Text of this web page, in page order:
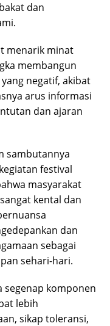
dan
menarik minat
membangun
negatif, akibat
arus informasi
dan ajaran
sambutannya
festival
masyarakat
kental dan
dan
sebagai
sehari-hari.
segenap komponen
lebih
sikap toleransi,